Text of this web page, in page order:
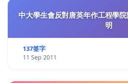
中大學生會反對唐英年作工程學
明
137签字
11 Sep 2011